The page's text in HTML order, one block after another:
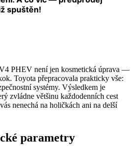
spuštěn!
PHEV není jen kosmetická úprava —
Toyota přepracovala prakticky vše:
systémy. Výsledkem je
zvládne většinu každodenních cest
nenechá na holičkách ani na delší
parametry